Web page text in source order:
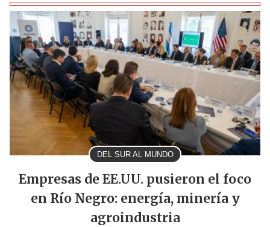
DEL SUR AL MUNDO
Empresas de EE.UU. pusieron el foco
en Río Negro: energía, minería y
agroindustria